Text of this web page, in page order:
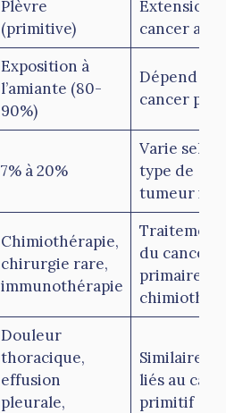
Plèvre
(primitive)
Extension
cancer
Exposition à
l’amiante (80-
90%)
Dépend du
cancer
7% à 20%
Varie selon
type de
tumeur
Chimiothérapie,
chirurgie rare,
immunothérapie
du cancer
primaire,
Douleur
thoracique,
effusion
pleurale,
Similaires,
liés au
primitif